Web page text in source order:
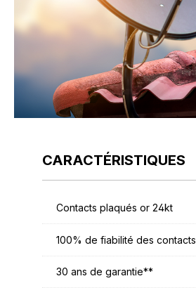
CARACTÉRISTIQUES
Contacts plaqués or 24kt
100% de fiabilité des contacts
30 ans de garantie**